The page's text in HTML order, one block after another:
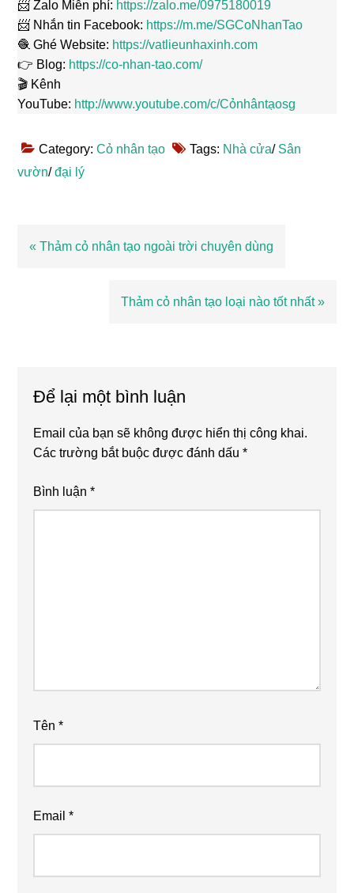
📨 Zalo Miễn phí: https://zalo.me/0975180019
📨 Nhắn tin Facebook: https://m.me/SGCoNhanTao
🧶 Ghé Website: https://vatlieunhaxinh.com
👉 Blog: https://co-nhan-tao.com/
🎬 Kênh
YouTube: http://www.youtube.com/c/Cỏnhântạosg
Category:Cỏ nhân tạo Tags: Nhà cửa/ Sân
vườn/đại lý
Bài
« Thảm cỏ nhân tạo ngoài trời chuyên dùng
Bài
Thảm cỏ nhân tạo loại nào tốt nhất »
Để lại một bình luận
Email của bạn sẽ không được hiển thị công khai.
Các trường bắt buộc được đánh dấu*
Bình luận*
Tên*
Email*